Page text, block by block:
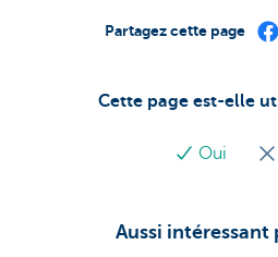
Cette page est-elle
Oui
Partagez cette page
Aussi intéressant